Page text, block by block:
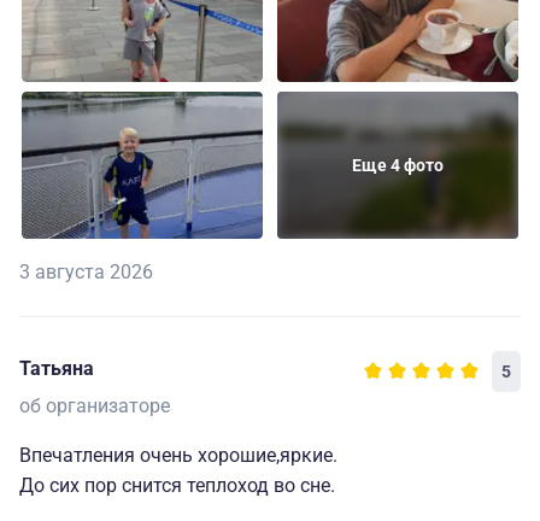
Еще 4 фото
3 августа 2026
Татьяна 5
об организаторе
Впечатления очень хорошие,яркие.
До сих пор снится теплоход во сне.